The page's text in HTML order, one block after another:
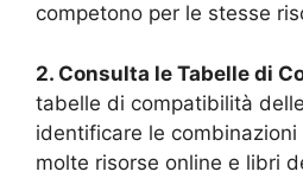
competono per le stesse
2. Consulta le Tabelle di
tabelle di compatibilità
identificare le
molte risorse online e libri